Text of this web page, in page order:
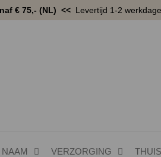
€ 75,- (NL) <<Levertijd 1-2
VERZORGING THUIS